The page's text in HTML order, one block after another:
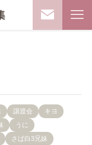
譲渡会
キヨ
うに
さば白3兄妹